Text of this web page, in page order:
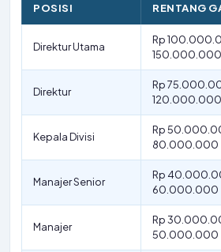
POSISI RENTANG
Direktur Utama
Rp
150.000.000
Direktur
Rp
120.000.000
Kepala Divisi
Rp
80.000.000
Manajer Senior
Rp
60.000.000
Manajer
Rp
50.000.000